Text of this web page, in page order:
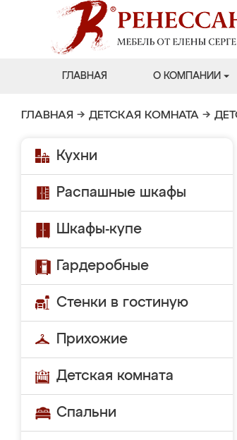
ГЛАВНАЯ О КОМПАНИИ
ГЛАВНАЯ → ДЕТСКАЯ КОМНАТА →
Кухни
Распашные шкафы
Шкафы-купе
Гардеробные
Стенки в гостиную
Прихожие
Детская комната
Спальни